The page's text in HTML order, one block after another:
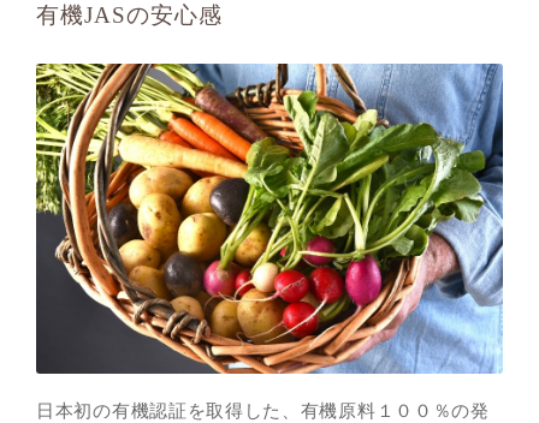
有機JASの安心感
日本初の有機認証を取得した、有機原料１００％の発